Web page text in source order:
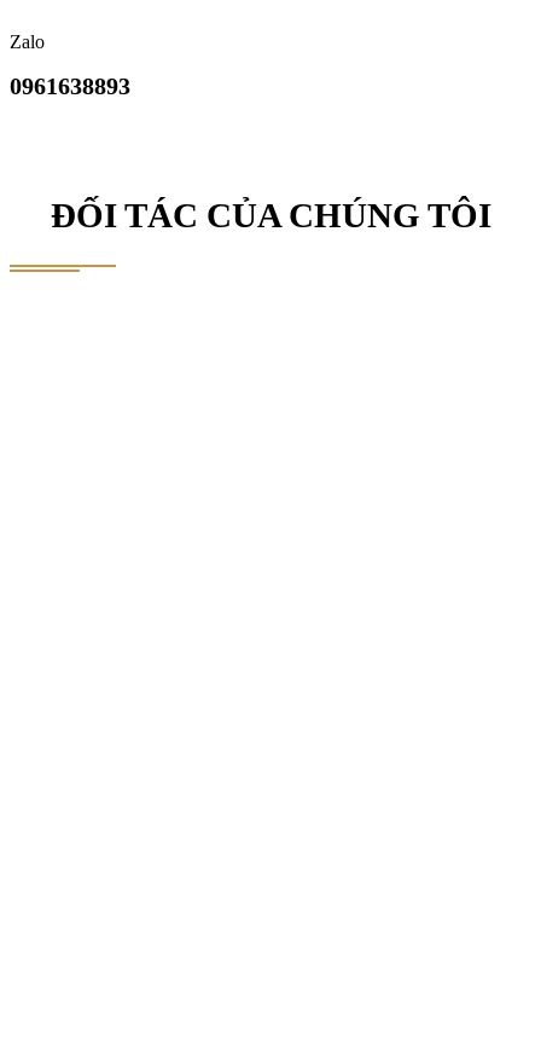
Zalo
0961638893
ĐỐI TÁC CỦA CHÚNG TÔI